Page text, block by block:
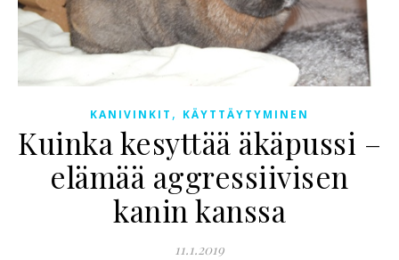
KANIVINKIT , KÄYTTÄYTYMINEN
Kuinka kesyttää äkäpussi –
elämää aggressiivisen
kanin kanssa
11.1.2019